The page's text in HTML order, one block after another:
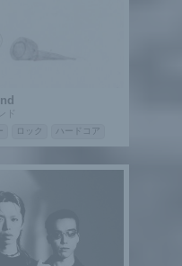
ド
ロック ハードコア